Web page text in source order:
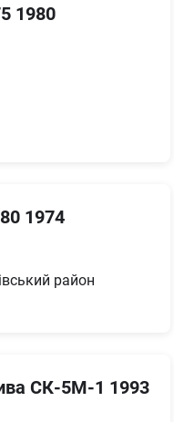
1980
1974
район
СК-5М-1 1993